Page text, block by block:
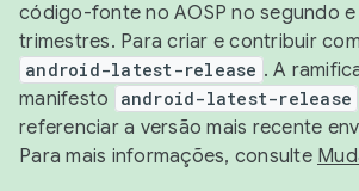
código-fonte no AOSP no segundo
trimestres. Para criar e contribuir
android-latest-release . A
manifesto
android-latest-release
referenciar a versão mais recente
Para mais informações, consulte